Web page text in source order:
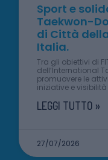
Sport e
Taekwon-
di Città
Italia.
Tra gli obiettivi di
dell’International
promuovere le
iniziative e
LEGGI TUTTO »
27/07/2026